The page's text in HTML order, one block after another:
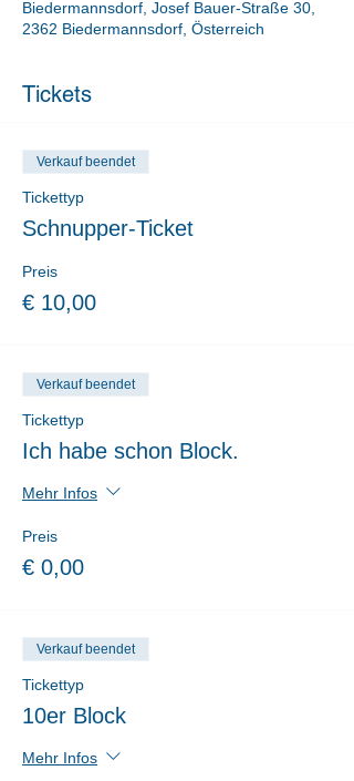
Biedermannsdorf, Josef Bauer-Straße 30,
2362 Biedermannsdorf, Österreich
Tickets
Verkauf beendet
Tickettyp
Schnupper-Ticket
Preis
€ 10,00
Verkauf beendet
Tickettyp
Ich habe schon Block.
Mehr Infos
Preis
€ 0,00
Verkauf beendet
Tickettyp
10er Block
Mehr Infos